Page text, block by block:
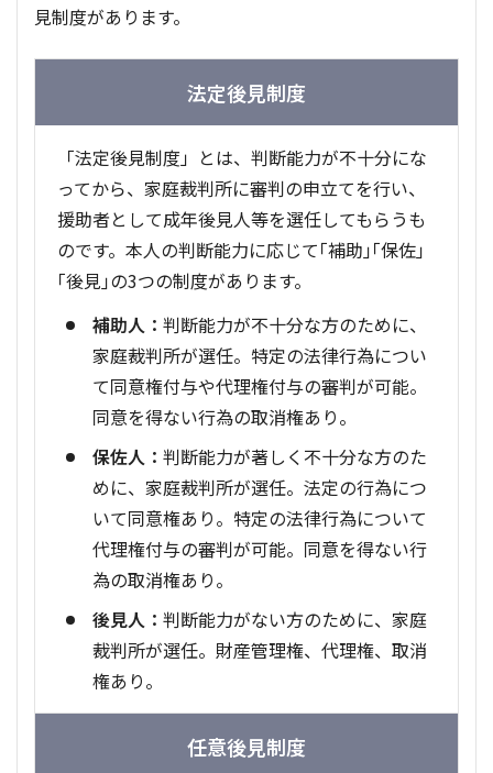
見制度があります。
「法定後見制度」とは、判断能力が不十分にな
ってから、家庭裁判所に審判の申立てを行い、
援助者として成年後見人等を選任してもらうも
のです。本人の判断能力に応じて｢補助｣｢保佐｣
｢後見｣の3つの制度があります。
補助人： 判断能力が不十分な方のために、
家庭裁判所が選任。特定の法律行為につい
て同意権付与や代理権付与の審判が可能。
同意を得ない行為の取消権あり。
保佐人： 判断能力が著しく不十分な方のた
めに、家庭裁判所が選任。法定の行為につ
いて同意権あり。特定の法律行為について
代理権付与の審判が可能。同意を得ない行
為の取消権あり。
後見人： 判断能力がない方のために、家庭
裁判所が選任。財産管理権、代理権、取消
権あり。